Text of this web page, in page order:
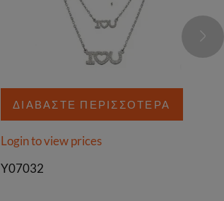
ΔΙΑΒΆΣΤΕ ΠΕΡΙΣΣΌΤΕΡΑ
Login to view prices
Y07032